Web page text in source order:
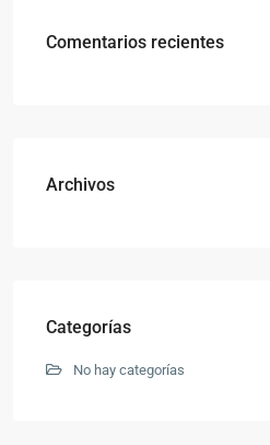
Comentarios recientes
Archivos
Categorías
No hay categorías